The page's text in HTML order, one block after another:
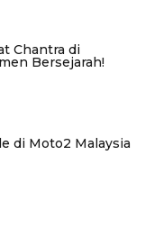
Chantra di
Bersejarah!
di Moto2 Malaysia